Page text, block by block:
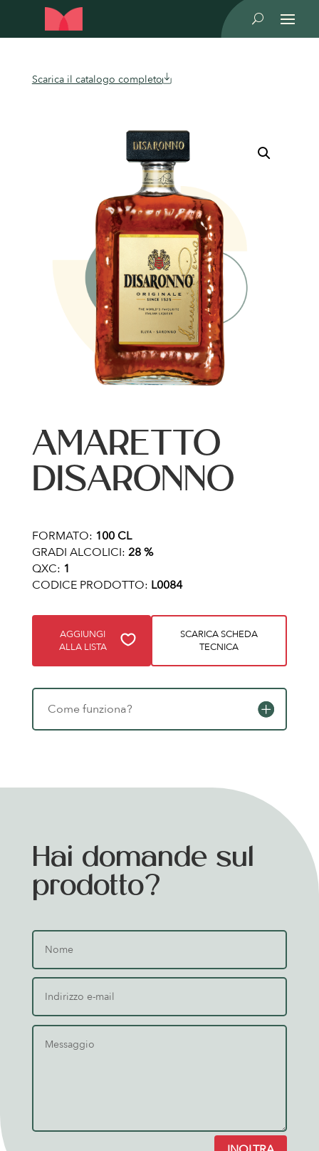
U
Scarica il catalogo completo
AMARETTO
DISARONNO
FORMATO: 100 CL
GRADI ALCOLICI: 28 %
QXC: 1
CODICE PRODOTTO: L0084
AGGIUNGI
ALLA LISTA
SCARICA SCHEDA
TECNICA
Come funziona?
Hai domande sul
prodotto?